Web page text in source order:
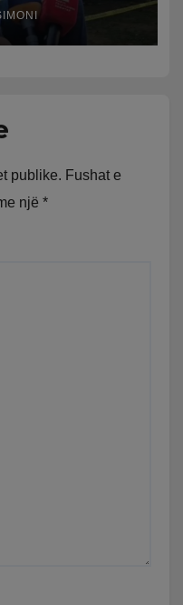
i
i
të
publike. Fushat e
një *